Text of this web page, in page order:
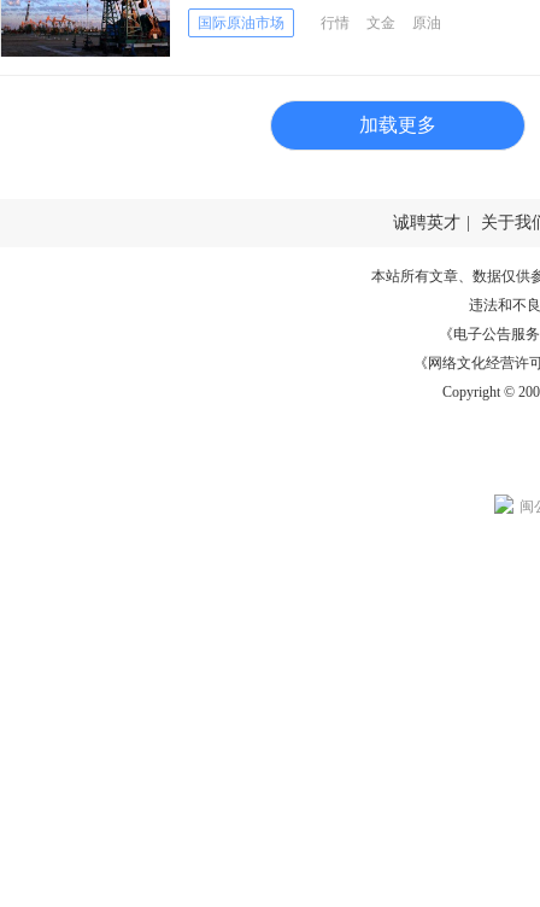
国际原油市场 行情 文金 原油
加载更多
诚聘英才 关于我
本站所有文章、数据仅供
违法和不
《电子公告服务
《网络文化经营许
Copyright ©
闽